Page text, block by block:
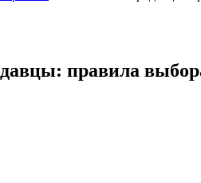
правила